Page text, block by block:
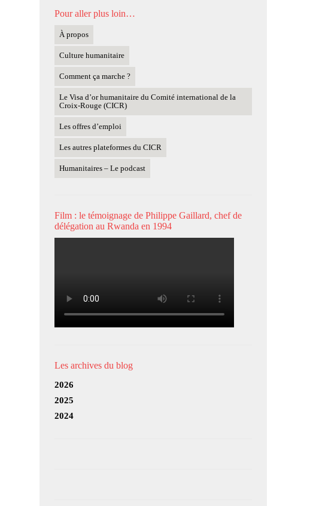
Pour aller plus loin…
À propos
Culture humanitaire
Comment ça marche ?
Le Visa d’or humanitaire du Comité international de la
Croix-Rouge (CICR)
Les offres d’emploi
Les autres plateformes du CICR
Humanitaires – Le podcast
Film : le témoignage de Philippe Gaillard, chef de
délégation au Rwanda en 1994
Les archives du blog
2026
2025
2024